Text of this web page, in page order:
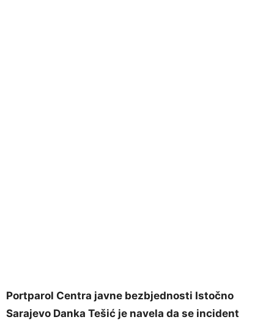
Portparol Centra javne bezbjednosti Istočno
Sarajevo Danka Tešić je navela da se incident